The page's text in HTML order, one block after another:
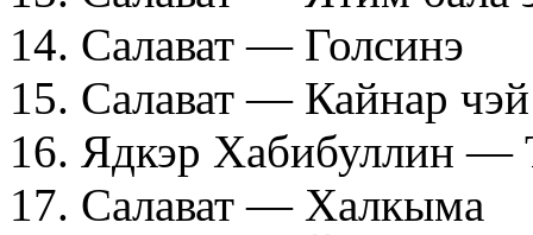
14. Салават — Голсинэ
15. Салават — Кайнар чэй
16. Ядкэр Хабибуллин —
17. Салават — Халкыма